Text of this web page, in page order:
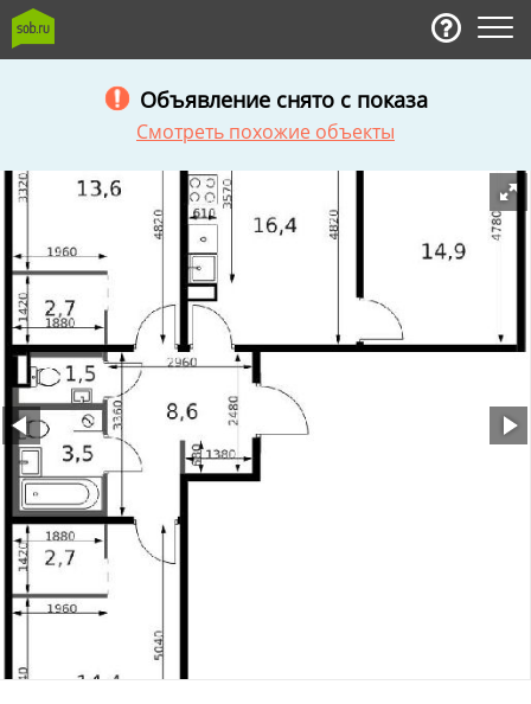
Объявление снято с показа
Смотреть похожие объекты